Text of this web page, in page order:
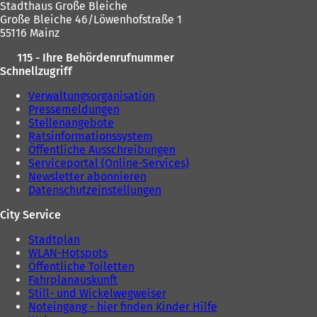
m
u
n
T
b
)
Stadthaus Große Bleiche
Große Bleiche 46/Löwenhofstraße 1
55116 Mainz
115 - Ihre Behördenrufnummer
Schnellzugriff
Verwaltungsorganisation
Pressemeldungen
Stellenangebote
Ratsinformationssystem
Öffentliche Ausschreibungen
Serviceportal (Online-Services)
Newsletter abonnieren
Datenschutzeinstellungen
City Service
Stadtplan
WLAN-Hotspots
Öffentliche Toiletten
Fahrplanauskunft
Still- und Wickelwegweiser
Noteingang - hier finden Kinder Hilfe